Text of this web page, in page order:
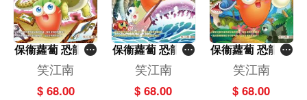
保衞蘿蔔 恐龍漫
畫(3)──決鬥侏
羅紀
笑江南
$ 68.00
保衞蘿蔔 恐龍漫
畫(2)－－三疊紀
危機
笑江南
$ 68.00
保衞蘿蔔 恐龍漫
畫(1)──勇闖三
疊紀
笑江南
$ 68.00